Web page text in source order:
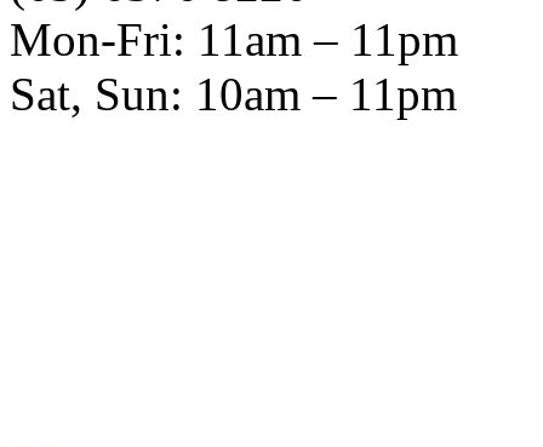
Mon-Fri: 11am – 11pm
Sat, Sun: 10am – 11pm